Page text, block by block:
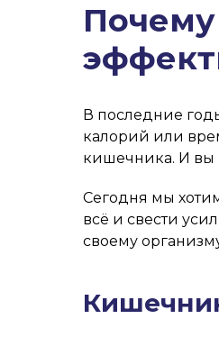
В последние
калорий или
кишечника. И вы
Сегодня мы
всё и свести
своему